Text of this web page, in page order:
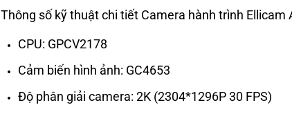
Thông số kỹ thuật chi tiết Camera hành trình Ellicam
CPU: GPCV2178
Cảm biến hình ảnh: GC4653
Độ phân giải camera: 2K (2304*1296P 30 FPS)